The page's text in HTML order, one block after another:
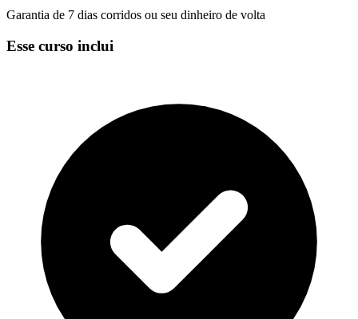
Garantia de 7 dias corridos ou seu dinheiro de volta
Esse curso inclui